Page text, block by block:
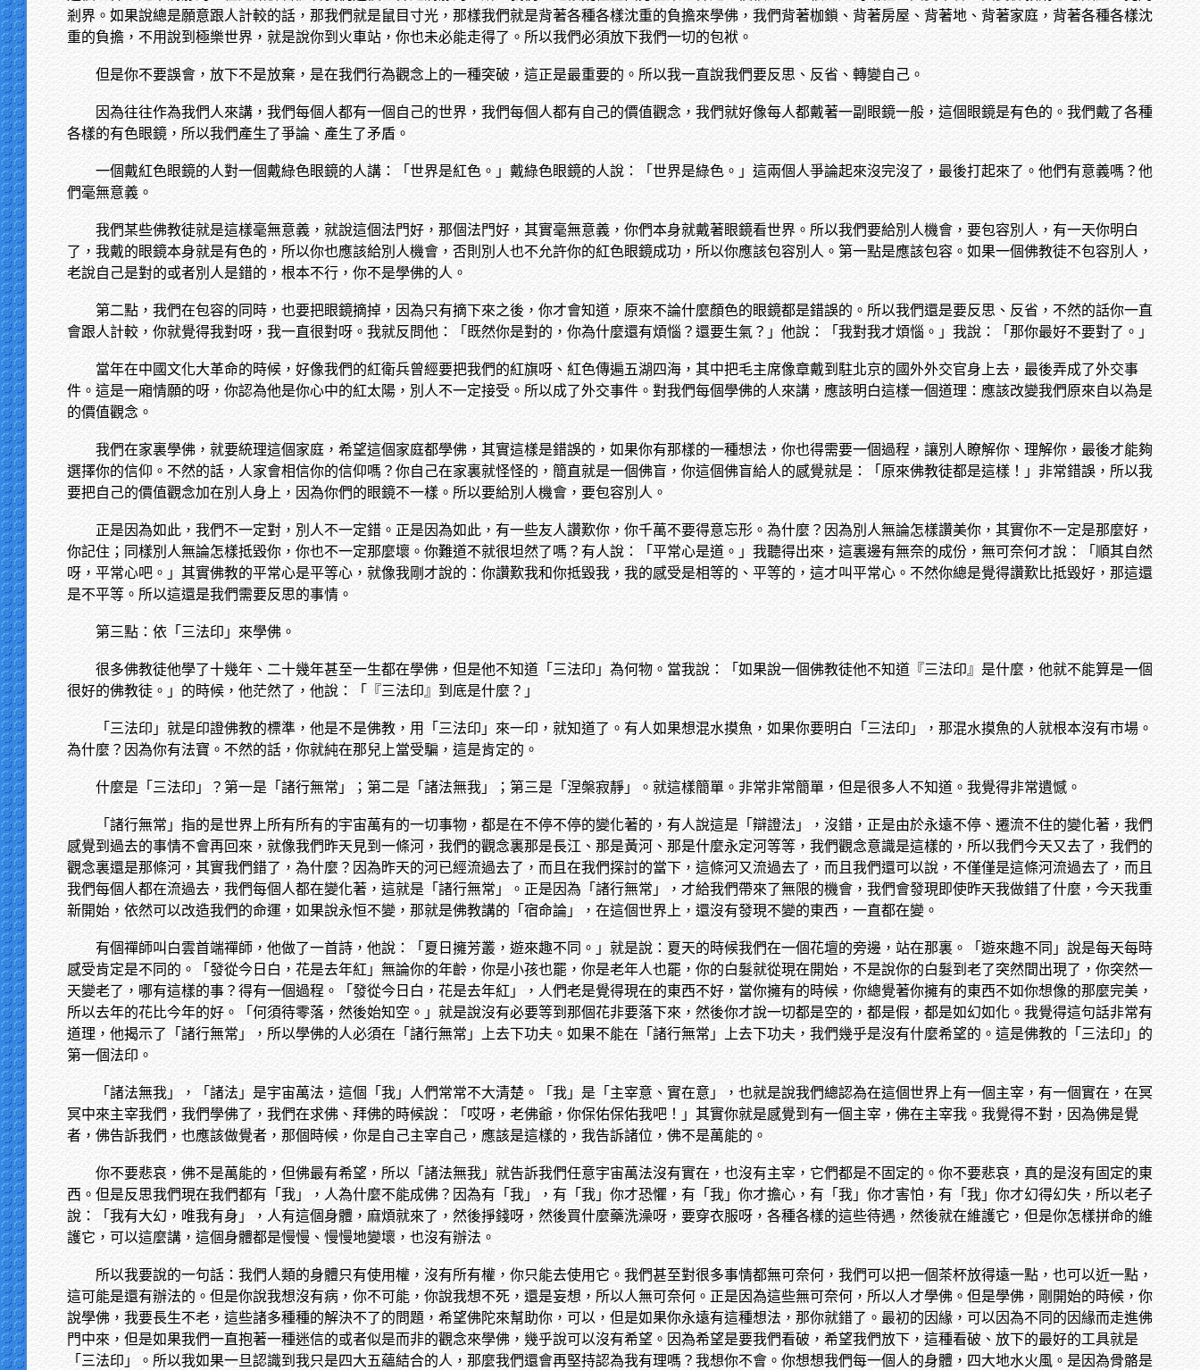
剎界。如果說總是願意跟人計較的話，那我們就是鼠目寸光，那樣我們就是背著各種各樣沈重的負擔來學佛，我們背著枷鎖、背著房屋、背著地、背著家庭，背著各種各樣沈
重的負擔，不用說到極樂世界，就是說你到火車站，你也未必能走得了。所以我們必須放下我們一切的包袱。
但是你不要誤會，放下不是放棄，是在我們行為觀念上的一種突破，這正是最重要的。所以我一直說我們要反思、反省、轉變自己。
因為往往作為我們人來講，我們每個人都有一個自己的世界，我們每個人都有自己的價值觀念，我們就好像每人都戴著一副眼鏡一般，這個眼鏡是有色的。我們戴了各種
各樣的有色眼鏡，所以我們產生了爭論、產生了矛盾。
一個戴紅色眼鏡的人對一個戴綠色眼鏡的人講：「世界是紅色。」戴綠色眼鏡的人說：「世界是綠色。」這兩個人爭論起來沒完沒了，最後打起來了。他們有意義嗎？他
們毫無意義。
我們某些佛教徒就是這樣毫無意義，就說這個法門好，那個法門好，其實毫無意義，你們本身就戴著眼鏡看世界。所以我們要給別人機會，要包容別人，有一天你明白
了，我戴的眼鏡本身就是有色的，所以你也應該給別人機會，否則別人也不允許你的紅色眼鏡成功，所以你應該包容別人。第一點是應該包容。如果一個佛教徒不包容別人，
老說自己是對的或者別人是錯的，根本不行，你不是學佛的人。
第二點，我們在包容的同時，也要把眼鏡摘掉，因為只有摘下來之後，你才會知道，原來不論什麼顏色的眼鏡都是錯誤的。所以我們還是要反思、反省，不然的話你一直
會跟人計較，你就覺得我對呀，我一直很對呀。我就反問他：「既然你是對的，你為什麼還有煩惱？還要生氣？」他說：「我對我才煩惱。」我說：「那你最好不要對了。」
當年在中國文化大革命的時候，好像我們的紅衛兵曾經要把我們的紅旗呀、紅色傳遍五湖四海，其中把毛主席像章戴到駐北京的國外外交官身上去，最後弄成了外交事
件。這是一廂情願的呀，你認為他是你心中的紅太陽，別人不一定接受。所以成了外交事件。對我們每個學佛的人來講，應該明白這樣一個道理：應該改變我們原來自以為是
的價值觀念。
我們在家裏學佛，就要統理這個家庭，希望這個家庭都學佛，其實這樣是錯誤的，如果你有那樣的一種想法，你也得需要一個過程，讓別人瞭解你、理解你，最後才能夠
選擇你的信仰。不然的話，人家會相信你的信仰嗎？你自己在家裏就怪怪的，簡直就是一個佛盲，你這個佛盲給人的感覺就是：「原來佛教徒都是這樣！」非常錯誤，所以我
要把自己的價值觀念加在別人身上，因為你們的眼鏡不一樣。所以要給別人機會，要包容別人。
正是因為如此，我們不一定對，別人不一定錯。正是因為如此，有一些友人讚歎你，你千萬不要得意忘形。為什麼？因為別人無論怎樣讚美你，其實你不一定是那麼好，
你記住；同樣別人無論怎樣抵毀你，你也不一定那麼壞。你難道不就很坦然了嗎？有人說：「平常心是道。」我聽得出來，這裏邊有無奈的成份，無可奈何才說：「順其自然
呀，平常心吧。」其實佛教的平常心是平等心，就像我剛才說的：你讚歎我和你抵毀我，我的感受是相等的、平等的，這才叫平常心。不然你總是覺得讚歎比抵毀好，那這還
是不平等。所以這還是我們需要反思的事情。
第三點：依「三法印」來學佛。
很多佛教徒他學了十幾年、二十幾年甚至一生都在學佛，但是他不知道「三法印」為何物。當我說：「如果說一個佛教徒他不知道『三法印』是什麼，他就不能算是一個
很好的佛教徒。」的時候，他茫然了，他說：「『三法印』到底是什麼？」
「三法印」就是印證佛教的標準，他是不是佛教，用「三法印」來一印，就知道了。有人如果想混水摸魚，如果你要明白「三法印」，那混水摸魚的人就根本沒有市場。
為什麼？因為你有法寶。不然的話，你就純在那兒上當受騙，這是肯定的。
什麼是「三法印」？第一是「諸行無常」；第二是「諸法無我」；第三是「涅槃寂靜」。就這樣簡單。非常非常簡單，但是很多人不知道。我覺得非常遺憾。
「諸行無常」指的是世界上所有所有的宇宙萬有的一切事物，都是在不停不停的變化著的，有人說這是「辯證法」，沒錯，正是由於永遠不停、遷流不住的變化著，我們
感覺到過去的事情不會再回來，就像我們昨天見到一條河，我們的觀念裏那是長江、那是黃河、那是什麼永定河等等，我們觀念意識是這樣的，所以我們今天又去了，我們的
觀念裏還是那條河，其實我們錯了，為什麼？因為昨天的河已經流過去了，而且在我們探討的當下，這條河又流過去了，而且我們還可以說，不僅僅是這條河流過去了，而且
我們每個人都在流過去，我們每個人都在變化著，這就是「諸行無常」。正是因為「諸行無常」，才給我們帶來了無限的機會，我們會發現即使昨天我做錯了什麼，今天我重
新開始，依然可以改造我們的命運，如果說永恒不變，那就是佛教講的「宿命論」，在這個世界上，還沒有發現不變的東西，一直都在變。
有個禪師叫白雲首端禪師，他做了一首詩，他說：「夏日擁芳叢，遊來趣不同。」就是說：夏天的時候我們在一個花壇的旁邊，站在那裏。「遊來趣不同」說是每天每時
感受肯定是不同的。「發從今日白，花是去年紅」無論你的年齡，你是小孩也罷，你是老年人也罷，你的白髮就從現在開始，不是說你的白髮到老了突然間出現了，你突然一
天變老了，哪有這樣的事？得有一個過程。「發從今日白，花是去年紅」，人們老是覺得現在的東西不好，當你擁有的時候，你總覺著你擁有的東西不如你想像的那麼完美，
所以去年的花比今年的好。「何須待零落，然後始知空。」就是說沒有必要等到那個花非要落下來，然後你才說一切都是空的，都是假，都是如幻如化。我覺得這句話非常有
道理，他揭示了「諸行無常」，所以學佛的人必須在「諸行無常」上去下功夫。如果不能在「諸行無常」上去下功夫，我們幾乎是沒有什麼希望的。這是佛教的「三法印」的
第一個法印。
「諸法無我」，「諸法」是宇宙萬法，這個「我」人們常常不大清楚。「我」是「主宰意、實在意」，也就是說我們總認為在這個世界上有一個主宰，有一個實在，在冥
冥中來主宰我們，我們學佛了，我們在求佛、拜佛的時候說：「哎呀，老佛爺，你保佑保佑我吧！」其實你就是感覺到有一個主宰，佛在主宰我。我覺得不對，因為佛是覺
者，佛告訴我們，也應該做覺者，那個時候，你是自己主宰自己，應該是這樣的，我告訴諸位，佛不是萬能的。
你不要悲哀，佛不是萬能的，但佛最有希望，所以「諸法無我」就告訴我們任意宇宙萬法沒有實在，也沒有主宰，它們都是不固定的。你不要悲哀，真的是沒有固定的東
西。但是反思我們現在我們都有「我」，人為什麼不能成佛？因為有「我」，有「我」你才恐懼，有「我」你才擔心，有「我」你才害怕，有「我」你才幻得幻失，所以老子
說：「我有大幻，唯我有身」，人有這個身體，麻煩就來了，然後掙錢呀，然後買什麼藥洗澡呀，要穿衣服呀，各種各樣的這些待遇，然後就在維護它，但是你怎樣拼命的維
護它，可以這麼講，這個身體都是慢慢、慢慢地變壞，也沒有辦法。
所以我要說的一句話：我們人類的身體只有使用權，沒有所有權，你只能去使用它。我們甚至對很多事情都無可奈何，我們可以把一個茶杯放得遠一點，也可以近一點，
這可能是還有辦法的。但是你說我想沒有病，你不可能，你說我想不死，還是妄想，所以人無可奈何。正是因為這些無可奈何，所以人才學佛。但是學佛，剛開始的時候，你
說學佛，我要長生不老，這些諸多種種的解決不了的問題，希望佛陀來幫助你，可以，但是如果你永遠有這種想法，那你就錯了。最初的因緣，可以因為不同的因緣而走進佛
門中來，但是如果我們一直抱著一種迷信的或者似是而非的觀念來學佛，幾乎說可以沒有希望。因為希望是要我們看破，希望我們放下，這種看破、放下的最好的工具就是
「三法印」。所以我如果一旦認識到我只是四大五蘊結合的人，那麼我們還會再堅持認為我有理嗎？我想你不會。你想想我們每一個人的身體，四大地水火風。是因為骨骼是